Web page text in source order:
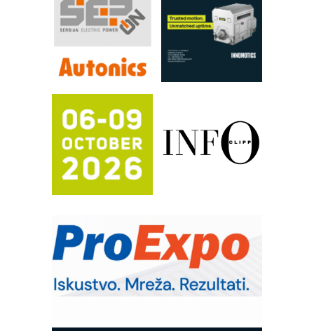
YAMADA pumpe – japanska
pouzdanost u transferu fluida
Filtration Group Industrial – Napredna
rešenja za filtraciju u hidrauličkim i
procesnim sistemima
FANUC: Najbolje za vašu pametnu
automatizaciju
Efikasno upravljanje energijom
Automatizacija pakovanja · Display
(Shelf-Ready) omotnice
Potpuna efikasnost bez složenih
Trajna oznaka kao dugoročna korist
Bezbednost na prvom mestu!
IB BLUMENAUER - više od 40 godina
poverenja u industriji